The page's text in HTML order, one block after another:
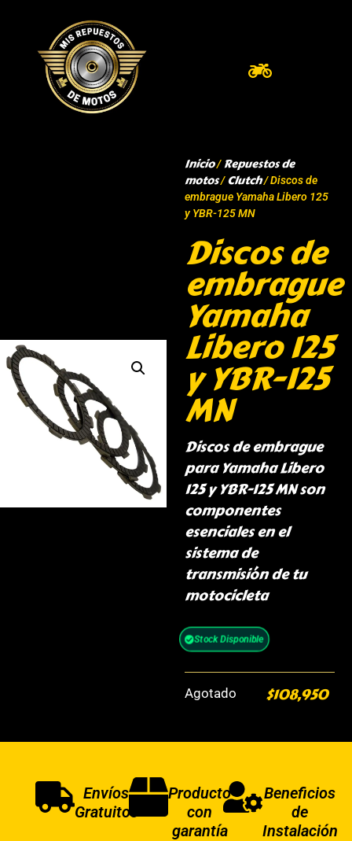
Inicio/Repuestos de
motos/Clutch/ Discos de
embrague Yamaha Libero 125
y YBR-125 MN
Discos de
embrague
Yamaha
Libero 125
y YBR-125
MN
Discos de embrague
para Yamaha Libero
125 y YBR-125 MN son
componentes
esenciales en el
sistema de
transmisión de tu
motocicleta
Stock Disponible
$108,950
Agotado
Envíos
Gratuitos
Producto
con
garantía
Beneficios
de
Instalación